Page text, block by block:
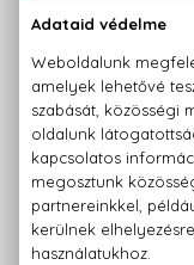
Avokádó és
250 ml
1.650 Ft